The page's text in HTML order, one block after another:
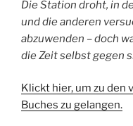
Die Station droht, in
und die anderen
abzuwenden – doch
die Zeit selbst gegen
Klickt hier, um zu den
Buches zu gelangen.